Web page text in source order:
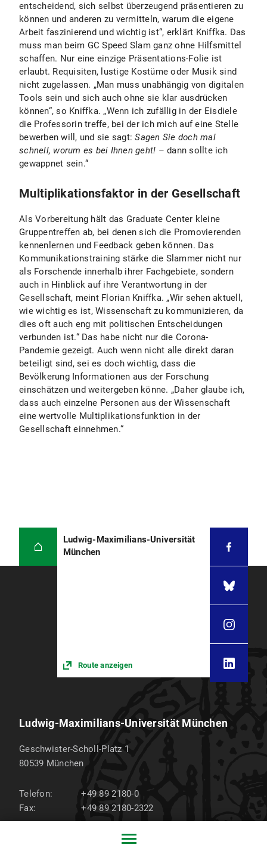
entscheidend, sich selbst überzeugend präsentieren zu
können und anderen zu vermitteln, warum die eigene
Arbeit faszinierend und wichtig ist“, erklärt Kniffka. Das
muss man beim GC Speed Slam ganz ohne Hilfsmittel
schaffen. Nur eine einzige Präsentations-Folie ist
erlaubt. Requisiten, lustige Kostüme oder Musik sind
nicht zugelassen. „Man muss unabhängig von digitalen
Tools sein und sich auch ohne sie klar ausdrücken
können“, so Kniffka. „Wenn ich zufällig in der Eisdiele
die Professorin treffe, bei der ich mich auf eine Stelle
bewerben will, und sie sagt:Sagen Sie doch mal
schnell, worum es bei Ihnen geht! – dann sollte ich
gewappnet sein.“
Multiplikationsfaktor in der Gesellschaft
Als Vorbereitung hält das Graduate Center kleine
Gruppentreffen ab, bei denen sich die Promovierenden
kennenlernen und Feedback geben können. Das
Kommunikationstraining stärke die Slammer nicht nur
als Forschende innerhalb ihrer Fachgebiete, sondern
auch in Hinblick auf ihre Verantwortung in der
Gesellschaft, meint Florian Kniffka. „Wir sehen aktuell,
wie wichtig es ist, Wissenschaft zu kommunizieren, da
dies oft auch eng mit politischen Entscheidungen
verbunden ist.“ Das habe nicht nur die Corona-
Pandemie gezeigt. Auch wenn nicht alle direkt daran
beteiligt sind, sei es doch wichtig, dass die
Bevölkerung Informationen aus der Forschung
einschätzen und weitergeben könne. „Daher glaube ich,
dass auch einzelne Personen aus der Wissenschaft
eine wertvolle Multiplikationsfunktion in der
Gesellschaft einnehmen.“
Ludwig-Maximilians-Universität
München
Route anzeigen
Ludwig-Maximilians-Universität München
Geschwister-Scholl-Platz 1
80539 München
Telefon:
+49 89 2180-0
Fax:
+49 89 2180-2322
Zum LMU-Raumfinder